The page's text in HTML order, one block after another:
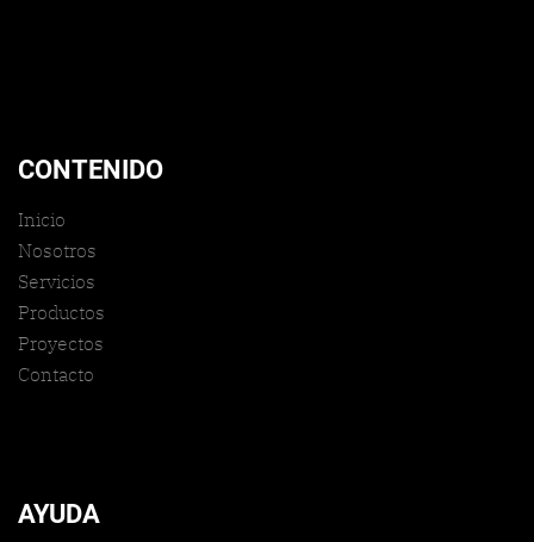
CONTENIDO
Inicio
Nosotros
Servicios
Productos
Proyectos
Contacto
AYUDA